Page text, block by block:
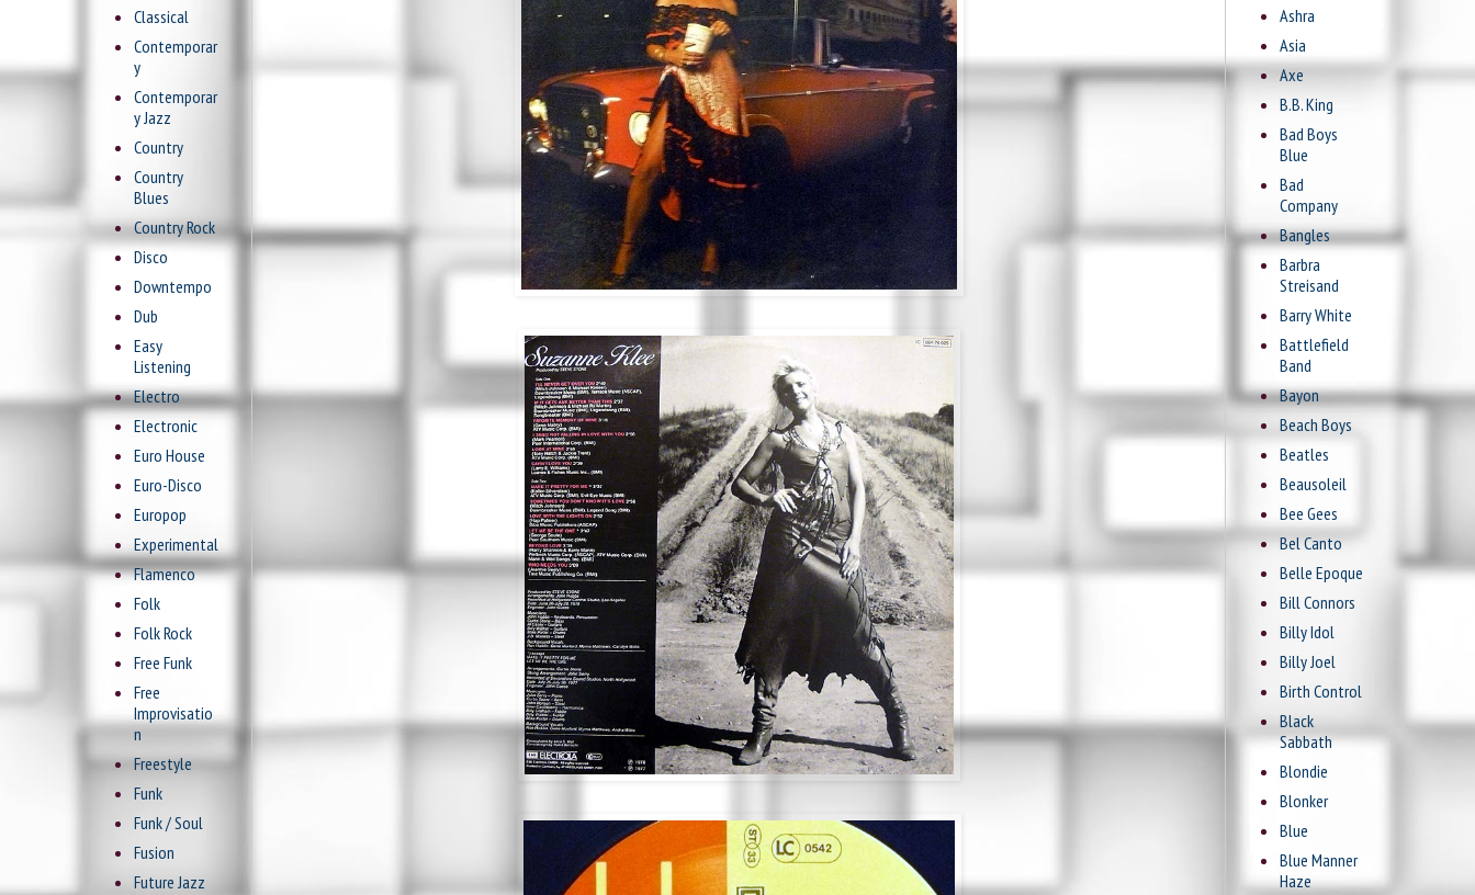
Classical
Contemporar
y
Contemporar
y Jazz
Country
Country
Blues
Country Rock
Disco
Downtempo
Dub
Easy
Listening
Electro
Electronic
Euro House
Euro-Disco
Europop
Experimental
Flamenco
Folk
Folk Rock
Free Funk
Free
Improvisatio
n
Freestyle
Funk
Funk / Soul
Fusion
Future Jazz
Ashra
Asia
Axe
B.B. King
Bad Boys
Blue
Bad
Company
Bangles
Barbra
Streisand
Barry White
Battlefield
Band
Bayon
Beach Boys
Beatles
Beausoleil
Bee Gees
Bel Canto
Belle Epoque
Bill Connors
Billy Idol
Billy Joel
Birth Control
Black
Sabbath
Blondie
Blonker
Blue
Blue Manner
Haze